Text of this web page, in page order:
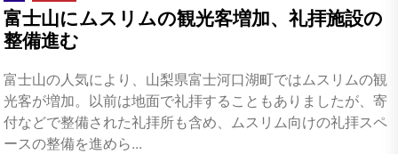
富士山にムスリムの観光客増加、礼拝施設の
整備進む
富士山の人気により、山梨県富士河口湖町ではムスリムの観
光客が増加。以前は地面で礼拝することもありましたが、寄
付などで整備された礼拝所も含め、ムスリム向けの礼拝スペ
ースの整備を進めら...